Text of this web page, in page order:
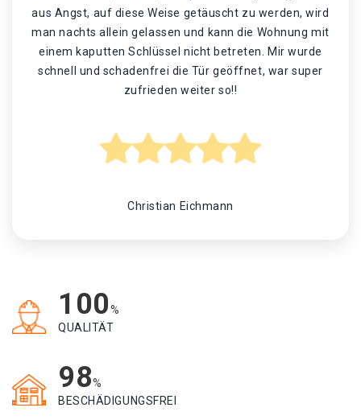
aus Angst, auf diese Weise getäuscht zu werden, wird
man nachts allein gelassen und kann die Wohnung mit
einem kaputten Schlüssel nicht betreten. Mir wurde
schnell und schadenfrei die Tür geöffnet, war super
zufrieden weiter so!!
Christian Eichmann
100%
QUALITÄT
98%
BESCHÄDIGUNGSFREI